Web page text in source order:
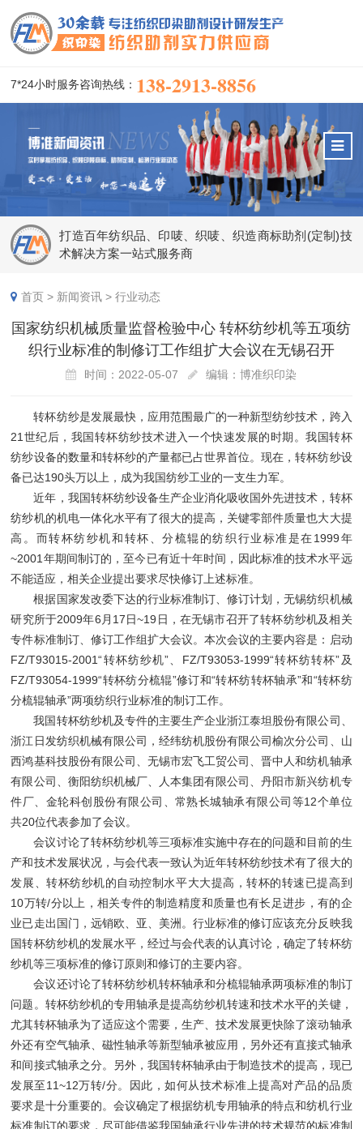
7*24小时服务咨询热线： 138-2913-8856
打造百年纺织品、印唛、织唛、织造商标助剂(定制)技
术解决方案一站式服务商
首页 > 新闻资讯 >行业动态
国家纺织机械质量监督检验中心 转杯纺纱机等五项纺
织行业标准的制修订工作组扩大会议在无锡召开
时间：2022-05-07 编辑：博准织印染
转杯纺纱是发展最快，应用范围最广的一种新型纺纱技术，跨入
21世纪后，我国转杯纺纱技术进入一个快速发展的时期。我国转杯
纺纱设备的数量和转杯纱的产量都已占世界首位。现在，转杯纺纱设
备已达190头万以上，成为我国纺纱工业的一支生力军。
近年，我国转杯纺纱设备生产企业消化吸收国外先进技术，转杯
纺纱机的机电一体化水平有了很大的提高，关键零部件质量也大大提
高。而转杯纺纱机和转杯、分梳辊的纺织行业标准是在1999年
~2001年期间制订的，至今已有近十年时间，因此标准的技术水平远
不能适应，相关企业提出要求尽快修订上述标准。
根据国家发改委下达的行业标准制订、修订计划，无锡纺织机械
研究所于2009年6月17日~19日，在无锡市召开了转杯纺纱机及相关
专件标准制订、修订工作组扩大会议。本次会议的主要内容是：启动
FZ/T93015-2001“转杯纺纱机”、FZ/T93053-1999“转杯纺转杯”及
FZ/T93054-1999“转杯纺分梳辊”修订和“转杯纺转杯轴承”和“转杯纺
分梳辊轴承”两项纺织行业标准的制订工作。
我国转杯纺纱机及专件的主要生产企业浙江泰坦股份有限公司、
浙江日发纺织机械有限公司，经纬纺机股份有限公司榆次分公司、山
西鸿基科技股份有限公司、无锡市宏飞工贸公司、晋中人和纺机轴承
有限公司、衡阳纺织机械厂、人本集团有限公司、丹阳市新兴纺机专
件厂、金轮科创股份有限公司、常熟长城轴承有限公司等12个单位
共20位代表参加了会议。
会议讨论了转杯纺纱机等三项标准实施中存在的问题和目前的生
产和技术发展状况，与会代表一致认为近年转杯纺纱技术有了很大的
发展、转杯纺纱机的自动控制水平大大提高，转杯的转速已提高到
10万转/分以上，相关专件的制造精度和质量也有长足进步，有的企
业已走出国门，远销欧、亚、美洲。行业标准的修订应该充分反映我
国转杯纺纱机的发展水平，经过与会代表的认真讨论，确定了转杯纺
纱机等三项标准的修订原则和修订的主要内容。
会议还讨论了转杯纺纱机转杯轴承和分梳辊轴承两项标准的制订
问题。转杯纺纱机的专用轴承是提高纺纱机转速和技术水平的关键，
尤其转杯轴承为了适应这个需要，生产、技术发展更快除了滚动轴承
外还有空气轴承、磁性轴承等新型轴承被应用，另外还有直接式轴承
和间接式轴承之分。另外，我国转杯轴承由于制造技术的提高，现已
发展至11~12万转/分。因此，如何从技术标准上提高对产品的品质
要求是十分重要的。会议确定了根据纺机专用轴承的特点和纺机行业
标准制订的要求，尽可能借鉴我国轴承行业先进的技术规范的标准制